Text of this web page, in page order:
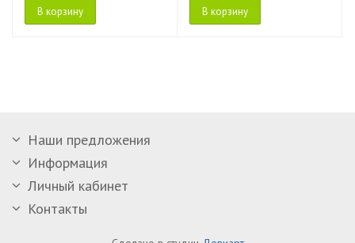
В корзину В корзину
Наши предложения
Информация
Личный кабинет
Контакты